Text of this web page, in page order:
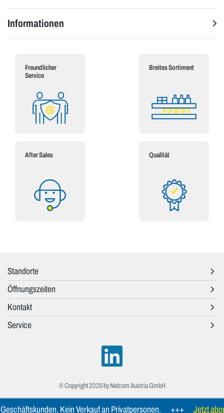
Informationen
Freundlicher
Service
Breites Sortiment
After Sales Qualität
Standorte
Öffnungszeiten
Kontakt
Service
© Copyright 2026 by Netcom Austria GmbH
Kein Verkauf an Privatpersonen. +++ Jetzt